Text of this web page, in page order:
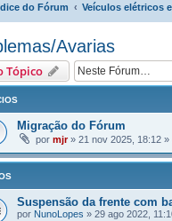
do Fórum Veículos elétricos
Avarias
Tópico
Migração do Fórum
por mjr» 21 nov 2025, 18:12 »
Suspensão da frente com
por NunoLopes » 29 ago 2022,